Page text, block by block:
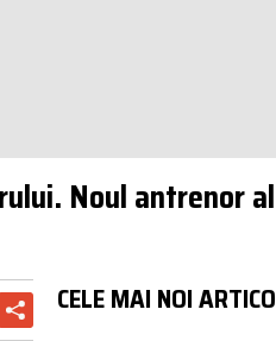
Noul antrenor
CELE MAI NOI